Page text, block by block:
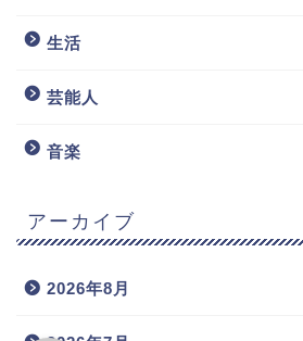
生活
芸能人
音楽
アーカイブ
2026年8月